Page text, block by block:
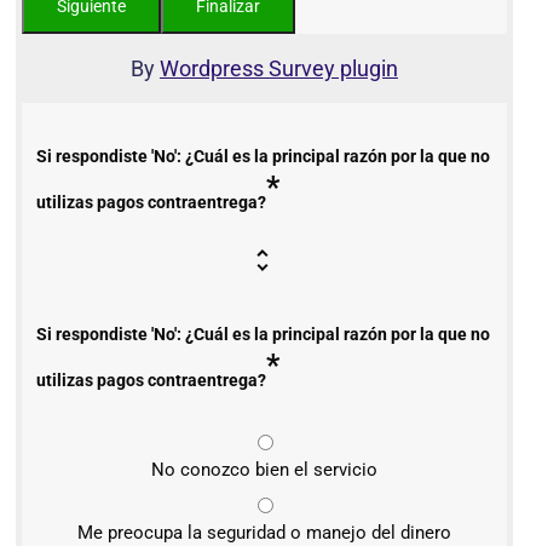
ByWordpress Survey plugin
Si respondiste 'No': ¿Cuál es la principal razón por la que no
utilizas pagos contraentrega?*
Si respondiste 'No': ¿Cuál es la principal razón por la que no
utilizas pagos contraentrega?*
No conozco bien el servicio
Me preocupa la seguridad o manejo del dinero